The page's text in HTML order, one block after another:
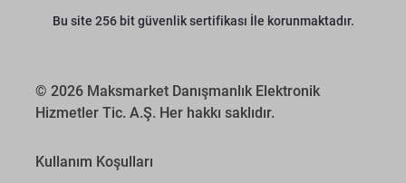
Bu site 256 bit güvenlik sertifikası İle korunmaktadır.
© 2026 Maksmarket Danışmanlık Elektronik
Hizmetler Tic. A.Ş. Her hakkı saklıdır.
Kullanım Koşulları